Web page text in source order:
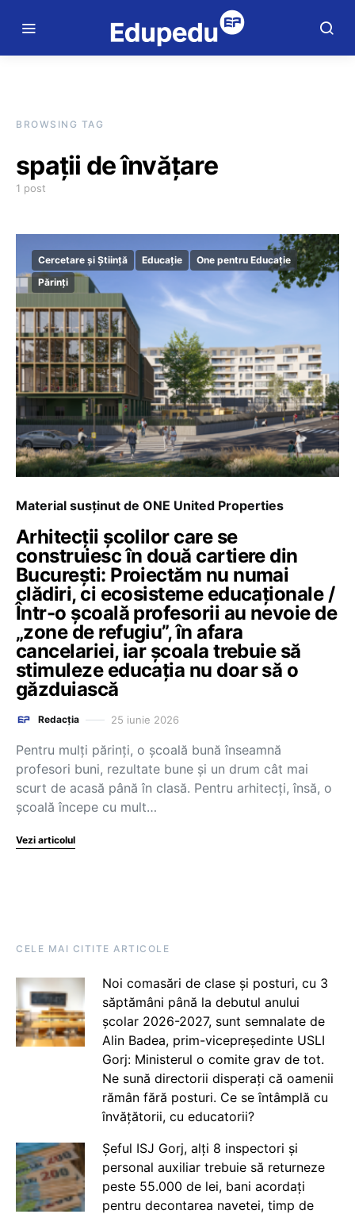
BROWSING TAG
spații de învățare
1 post
Cercetare și Știință Educație
One pentru Educație
Părinți
Material susținut de ONE United Properties
Arhitecții școlilor care se
construiesc în două cartiere din
București: Proiectăm nu numai
clădiri, ci ecosisteme educaționale /
Într-o școală profesorii au nevoie de
„zone de refugiu”, în afara
cancelariei, iar școala trebuie să
stimuleze educația nu doar să o
găzduiască
Redacția 25 iunie 2026
Pentru mulți părinți, o școală bună înseamnă
profesori buni, rezultate bune și un drum cât mai
scurt de acasă până în clasă. Pentru arhitecți, însă, o
școală începe cu mult…
Vezi articolul
CELE MAI CITITE ARTICOLE
Noi comasări de clase și posturi, cu 3
săptămâni până la debutul anului
școlar 2026-2027, sunt semnalate de
Alin Badea, prim-vicepreședinte USLI
Gorj: Ministerul o comite grav de tot.
Ne sună directorii disperați că oamenii
rămân fără posturi. Ce se întâmplă cu
învățătorii, cu educatorii?
Șeful ISJ Gorj, alți 8 inspectori și
personal auxiliar trebuie să returneze
peste 55.000 de lei, bani acordați
pentru decontarea navetei, timp de